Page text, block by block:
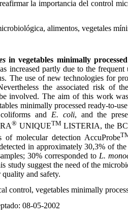
la importancia del control
alimentos, vegetales
in vegetables minimally
increased partly due to the
The use of new technologies for
the associated risk of
involved. The aim of this work
minimally processed ready-to-
and E. coli, and the
®UNIQUETM LISTERIA, the
of molecular detection AccuProbe
in approximately 30,3% of
30% corresponded to L.
study suggest the need of the
quality and safety.
control, vegetables minimally
08-05-2002